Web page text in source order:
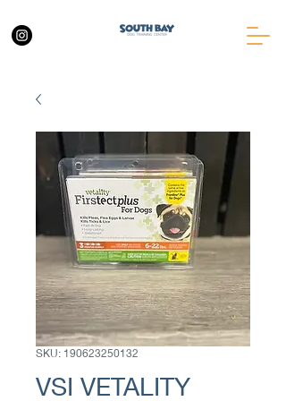
SKU: 190623250132
VSI VETALITY